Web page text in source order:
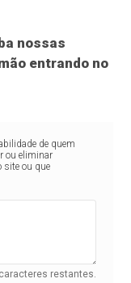
nossas
entrando no
de quem
ou eliminar
site ou que
caracteres restantes.